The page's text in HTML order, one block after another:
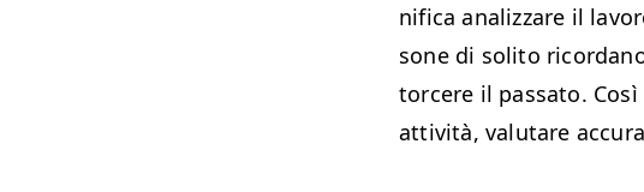
nifi­ca anal­iz­zare il
sone di soli­to
torcere il pas­sato.
attiv­ità, val­utare